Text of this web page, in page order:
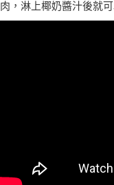
肉，淋上椰奶醬汁後就可